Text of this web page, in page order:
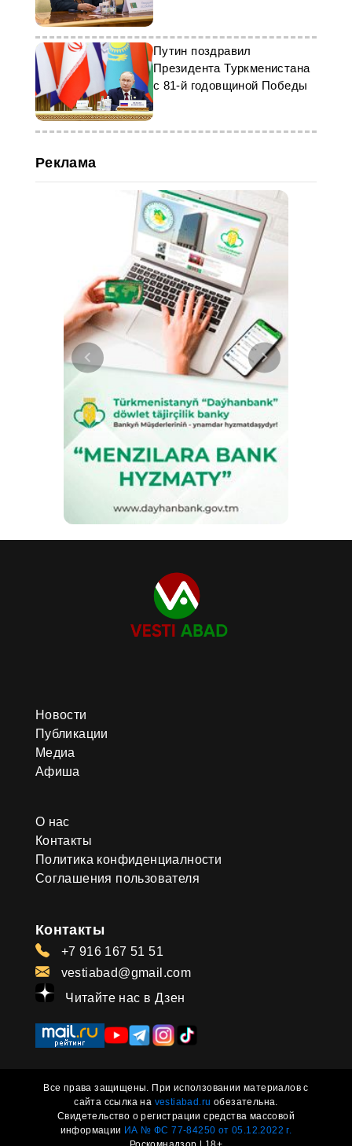
Путин поздравил
Президента Туркменистана
с 81-й годовщиной Победы
Реклама
Новости
Публикации
Медиа
Афиша
О нас
Контакты
Политика конфиденциалности
Соглашения пользователя
Контакты
+7 916 167 51 51
vestiabad@gmail.com
Читайте нас в Дзен
Все права защищены. При исползовании материалов с
сайта ссылка на vestiabad.ru обезательна.
Свидетельство о регистрации средства массовой
информации ИА № ФС 77-84250 от 05.12.2022 г.